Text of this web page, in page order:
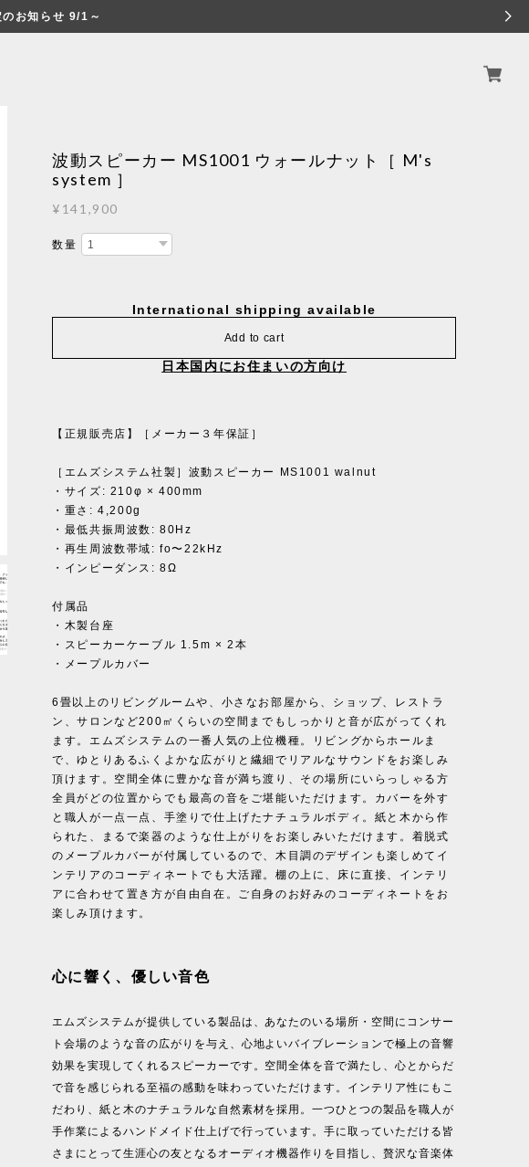
お知らせ 9/1～
波動スピーカー MS1001 ウォールナット［ M's
system ］
¥141,900
数量
International shipping available
Add to cart
日本国内にお住まいの方向け
【正規販売店】［メーカー３年保証］
［エムズシステム社製］波動スピーカー MS1001 walnut
・サイズ: 210φ × 400mm
・重さ: 4,200g
・最低共振周波数: 80Hz
・再生周波数帯域: fo〜22kHz
・インピーダンス: 8Ω
付属品
・木製台座
・スピーカーケーブル 1.5m × 2本
・メープルカバー
6畳以上のリビングルームや、小さなお部屋から、ショップ、レストラ
ン、サロンなど200㎡くらいの空間までもしっかりと音が広がってくれ
ます。エムズシステムの一番人気の上位機種。リビングからホールま
で、ゆとりあるふくよかな広がりと繊細でリアルなサウンドをお楽しみ
頂けます。空間全体に豊かな音が満ち渡り、その場所にいらっしゃる方
全員がどの位置からでも最高の音をご堪能いただけます。カバーを外す
と職人が一点一点、手塗りで仕上げたナチュラルボディ。紙と木から作
られた、まるで楽器のような仕上がりをお楽しみいただけます。着脱式
のメープルカバーが付属しているので、木目調のデザインも楽しめてイ
ンテリアのコーディネートでも大活躍。棚の上に、床に直接、インテリ
アに合わせて置き方が自由自在。ご自身のお好みのコーディネートをお
楽しみ頂けます。
心に響く、優しい音色
エムズシステムが提供している製品は、あなたのいる場所・空間にコンサー
ト会場のような音の広がりを与え、心地よいバイブレーションで極上の音響
効果を実現してくれるスピーカーです。空間全体を音で満たし、心とからだ
で音を感じられる至福の感動を味わっていただけます。インテリア性にもこ
だわり、紙と木のナチュラルな自然素材を採用。一つひとつの製品を職人が
手作業によるハンドメイド仕上げで行っています。手に取っていただける皆
さまにとって生涯心の友となるオーディオ機器作りを目指し、贅沢な音楽体